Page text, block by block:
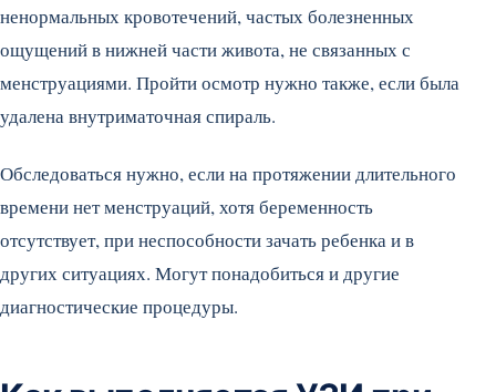
ненормальных кровотечений, частых болезненных
ощущений в нижней части живота, не связанных с
менструациями. Пройти осмотр нужно также, если была
удалена внутриматочная спираль.
Обследоваться нужно, если на протяжении длительного
времени нет менструаций, хотя беременность
отсутствует, при неспособности зачать ребенка и в
других ситуациях. Могут понадобиться и другие
диагностические процедуры.